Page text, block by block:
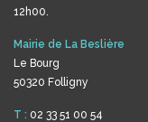
12h00.
Mairie de La Beslière
Le Bourg
50320 Folligny
T : 02 33 51 00 54